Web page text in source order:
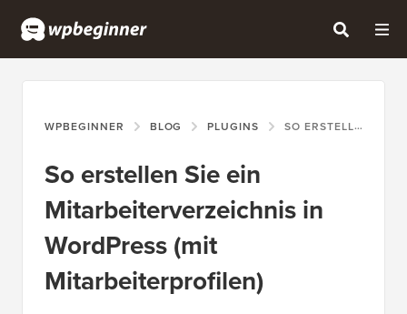
WPBEGINNER BLOG PLUGINS SO ERSTELLEN SIE EIN MITARBEITERVERZEICHNIS IN WORDPRESS (MIT MITARBEITERPROFILEN)
So erstellen Sie ein
Mitarbeiterverzeichnis in
WordPress (mit
Mitarbeiterprofilen)